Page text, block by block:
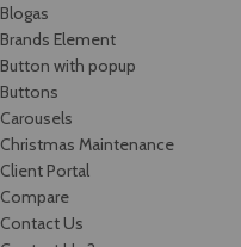
Blogas
Brands Element
Button with popup
Buttons
Carousels
Christmas Maintenance
Client Portal
Compare
Contact Us